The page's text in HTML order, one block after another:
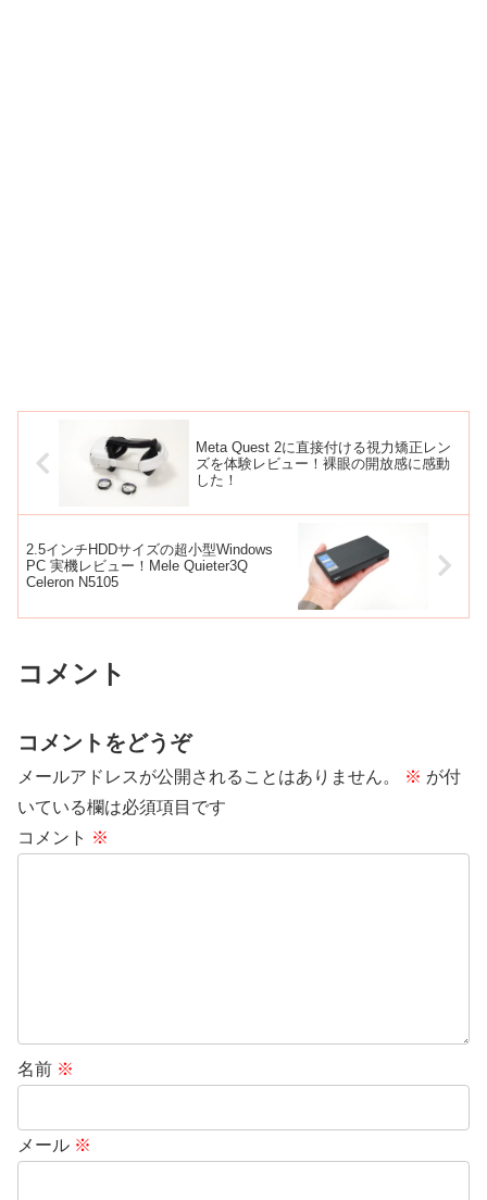
Meta Quest 2に直接付ける視力矯正レン
ズを体験レビュー！裸眼の開放感に感動
した！
2.5インチHDDサイズの超小型Windows
PC 実機レビュー！Mele Quieter3Q
Celeron N5105
コメント
コメントをどうぞ
メールアドレスが公開されることはありません。 ※ が付
いている欄は必須項目です
コメント ※
名前 ※
メール ※